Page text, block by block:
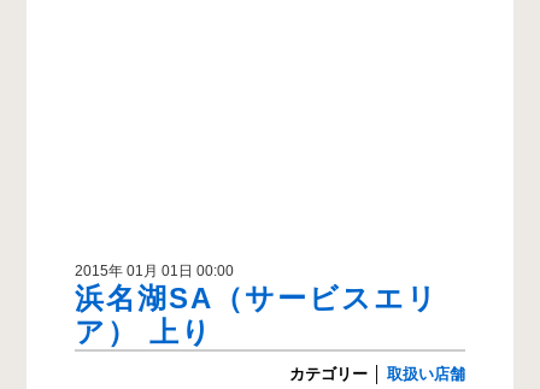
2015年 01月 01日 00:00
浜名湖SA（サービスエリ
ア） 上り
カテゴリー 取扱い店舗